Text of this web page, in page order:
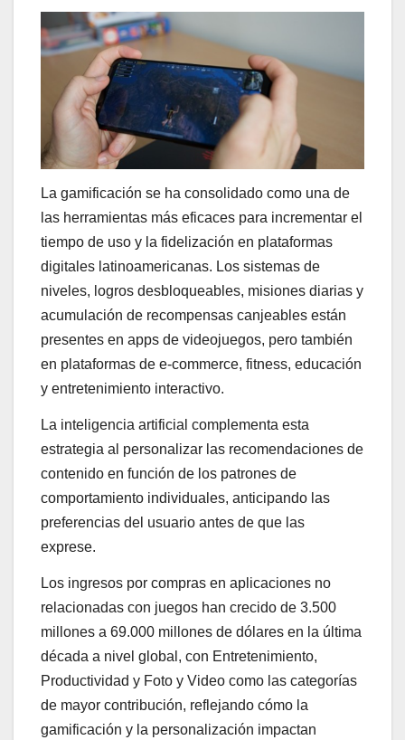
La gamificación se ha consolidado como una de
las herramientas más eficaces para incrementar el
tiempo de uso y la fidelización en plataformas
digitales latinoamericanas. Los sistemas de
niveles, logros desbloqueables, misiones diarias y
acumulación de recompensas canjeables están
presentes en apps de videojuegos, pero también
en plataformas de e-commerce, fitness, educación
y entretenimiento interactivo.
La inteligencia artificial complementa esta
estrategia al personalizar las recomendaciones de
contenido en función de los patrones de
comportamiento individuales, anticipando las
preferencias del usuario antes de que las
exprese.
Los ingresos por compras en aplicaciones no
relacionadas con juegos han crecido de 3.500
millones a 69.000 millones de dólares en la última
década a nivel global, con Entretenimiento,
Productividad y Foto y Video como las categorías
de mayor contribución, reflejando cómo la
gamificación y la personalización impactan